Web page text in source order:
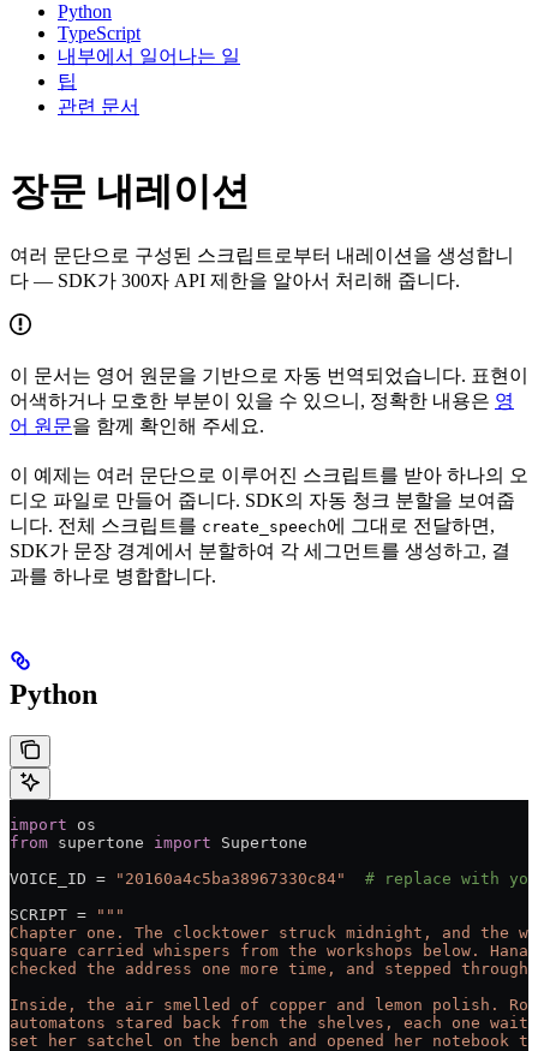
Python
TypeScript
내부에서 일어나는 일
팁
관련 문서
장문 내레이션
여러 문단으로 구성된 스크립트로부터 내레이션을 생성합니
다 — SDK가 300자 API 제한을 알아서 처리해 줍니다.
이 문서는 영어 원문을 기반으로 자동 번역되었습니다. 표현이
어색하거나 모호한 부분이 있을 수 있으니, 정확한 내용은 영
어 원문을 함께 확인해 주세요.
이 예제는 여러 문단으로 이루어진 스크립트를 받아 하나의 오
디오 파일로 만들어 줍니다. SDK의 자동 청크 분할을 보여줍
니다. 전체 스크립트를 create_speech에 그대로 전달하면,
SDK가 문장 경계에서 분할하여 각 세그먼트를 생성하고, 결
과를 하나로 병합합니다.
Python
import os
from supertone import Supertone
VOICE_ID =
"20160a4c5ba38967330c84"
# replace with
SCRIPT =
"""
Chapter one. The clocktower struck midnight, and the
square carried whispers from the workshops below.
checked the address one more time, and stepped
Inside, the air smelled of copper and lemon polish.
automatons stared back from the shelves, each one
set her satchel on the bench and opened her notebook